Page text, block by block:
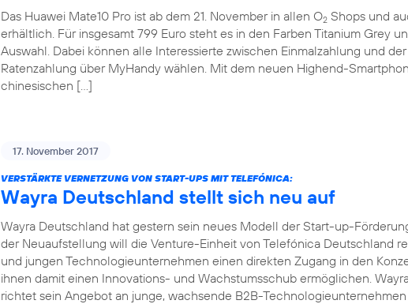
Das Huawei Mate10 Pro ist ab dem 21. November in allen O2 Shops und
erhältlich. Für insgesamt 799 Euro steht es in den Farben Titanium Grey
Auswahl. Dabei können alle Interessierte zwischen Einmalzahlung und
Ratenzahlung über MyHandy wählen. Mit dem neuen Highend-
chinesischen […]
17. November 2017
VERSTÄRKTE VERNETZUNG VON START-UPS MIT TELEFÓNICA:
Wayra Deutschland stellt sich neu auf
Wayra Deutschland hat gestern sein neues Modell der Start-up-
der Neuaufstellung will die Venture-Einheit von Telefónica Deutschland
und jungen Technologieunternehmen einen direkten Zugang in den
ihnen damit einen Innovations- und Wachstumsschub ermöglichen.
richtet sein Angebot an junge, wachsende B2B-